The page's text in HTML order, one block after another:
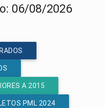
06/08/2026
A 2015
PML 2024